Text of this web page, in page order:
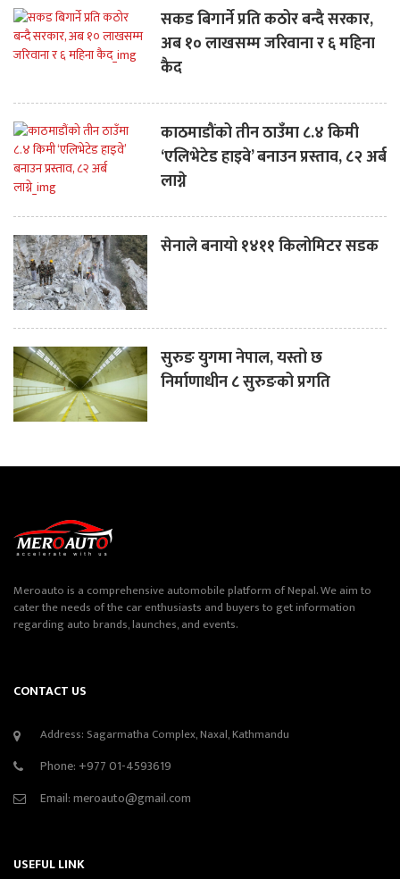
सकड बिगार्ने प्रति कठोर बन्दै सरकार,
अब १० लाखसम्म जरिवाना र ६ महिना
कैद
काठमाडौंको तीन ठाउँमा ८.४ किमी
‘एलिभेटेड हाइवे’ बनाउन प्रस्ताव, ८२ अर्ब
लाग्ने
सेनाले बनायो १४११ किलोमिटर सडक
सुरुङ युगमा नेपाल, यस्तो छ
निर्माणाधीन ८ सुरुङको प्रगति
Meroauto is a comprehensive automobile platform of Nepal. We aim to
cater the needs of the car enthusiasts and buyers to get information
regarding auto brands, launches, and events.
CONTACT US
Address: Sagarmatha Complex, Naxal, Kathmandu
Phone: +977 01-4593619
Email:meroauto@gmail.com
USEFUL LINK